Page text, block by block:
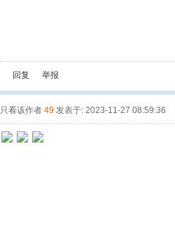
回复 举报
只看该作者 49 发表于: 2023-11-27 08:59:36